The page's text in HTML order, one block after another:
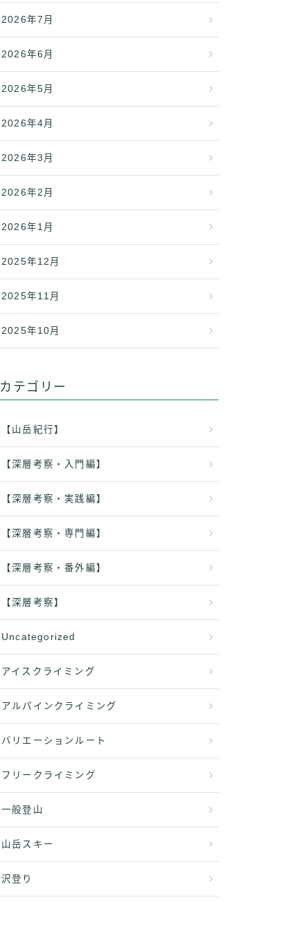
2026年7月
2026年6月
2026年5月
2026年4月
2026年3月
2026年2月
2026年1月
2025年12月
2025年11月
2025年10月
カテゴリー
【山岳紀行】
【深層考察・入門編】
【深層考察・実践編】
【深層考察・専門編】
【深層考察・番外編】
【深層考察】
Uncategorized
アイスクライミング
アルパインクライミング
バリエーションルート
フリークライミング
一般登山
山岳スキー
沢登り